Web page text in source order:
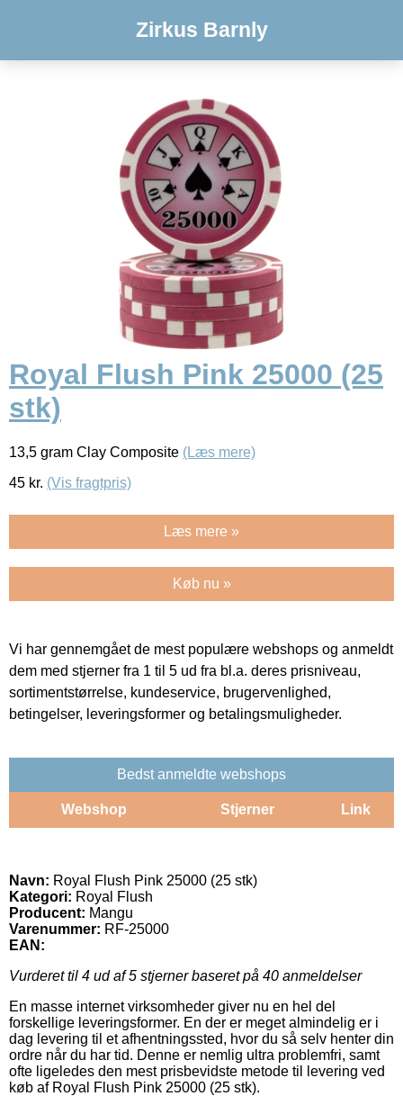
Zirkus Barnly
Royal Flush Pink 25000 (25
stk)
13,5 gram Clay Composite (Læs mere)
45 kr. (Vis fragtpris)
Læs mere »
Køb nu »
Vi har gennemgået de mest populære webshops og anmeldt
dem med stjerner fra 1 til 5 ud fra bl.a. deres prisniveau,
sortimentstørrelse, kundeservice, brugervenlighed,
betingelser, leveringsformer og betalingsmuligheder.
Bedst anmeldte webshops
Webshop Stjerner Link
Navn: Royal Flush Pink 25000 (25 stk)
Kategori: Royal Flush
Producent: Mangu
Varenummer: RF-25000
EAN:
Vurderet til 4 ud af 5 stjerner baseret på 40 anmeldelser
En masse internet virksomheder giver nu en hel del
forskellige leveringsformer. En der er meget almindelig er i
dag levering til et afhentningssted, hvor du så selv henter din
ordre når du har tid. Denne er nemlig ultra problemfri, samt
ofte ligeledes den mest prisbevidste metode til levering ved
køb af Royal Flush Pink 25000 (25 stk).